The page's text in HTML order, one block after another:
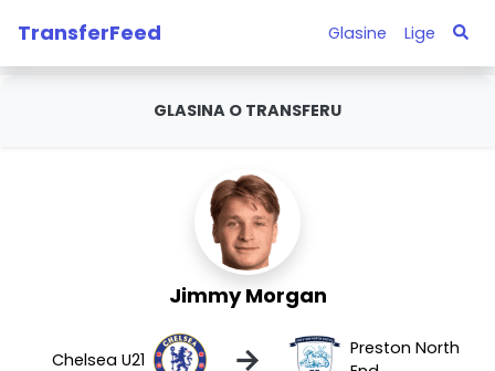
TransferFeed Glasine Lige
GLASINA O TRANSFERU
Jimmy Morgan
Chelsea U21 →
Preston North